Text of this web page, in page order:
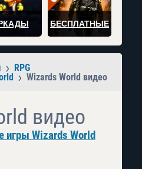
БЕСПЛАТНЫЕ
RPG
Wizards World видео
видео
игры Wizards World